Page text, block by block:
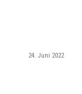
24. Juni 2022